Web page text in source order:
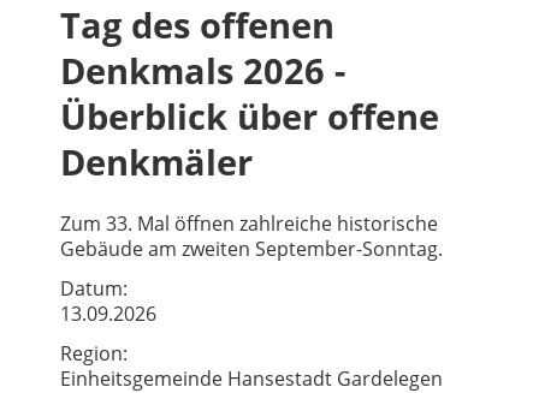
Tag des offenen
Denkmals 2026 -
Überblick über offene
Denkmäler
Zum 33. Mal öffnen zahlreiche historische
Gebäude am zweiten September-Sonntag.
Datum:
13.09.2026
Region:
Einheitsgemeinde Hansestadt Gardelegen